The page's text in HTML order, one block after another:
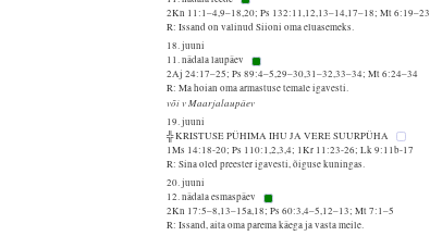
2Kn 11:1–4,9–18,20; Ps 132:11,12,13–14,17–18; Mt 6:19–23
R: Issand on valinud Siioni oma eluasemeks.
18. juuni
11. nädala laupäev
2Aj 24:17–25; Ps 89:4–5,29–30,31–32,33–34; Mt 6:24–34
R: Ma hoian oma armastuse temale igavesti.
või v Maarjalaupäev
19. juuni
╬ KRISTUSE PÜHIMA IHU JA VERE SUURPÜHA
1Ms 14:18-20; Ps 110:1,2,3,4; 1Kr 11:23-26; Lk 9:11b-17
R: Sina oled preester igavesti, õiguse kuningas.
20. juuni
12. nädala esmaspäev
2Kn 17:5–8,13–15a,18; Ps 60:3,4–5,12–13; Mt 7:1–5
R: Issand, aita oma parema käega ja vasta meile.